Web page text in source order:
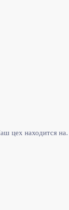
цех находится